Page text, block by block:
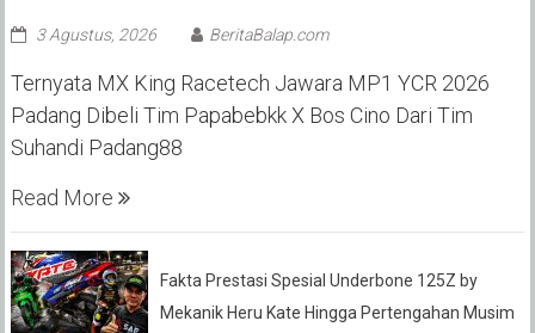
3 Agustus, 2026 BeritaBalap.com
Ternyata MX King Racetech Jawara MP1 YCR 2026
Padang Dibeli Tim Papabebkk X Bos Cino Dari Tim
Suhandi Padang88
Read More
Fakta Prestasi Spesial Underbone 125Z by
Mekanik Heru Kate Hingga Pertengahan Musim